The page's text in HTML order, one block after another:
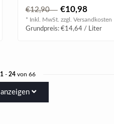
gerösteten Nüssen,
Kirschkonfit und dunk..
€12,90 €10,98
* Inkl. MwSt. zzgl. Versandkosten
Grundpreis: €14,64 / Liter
1 - 24von 66